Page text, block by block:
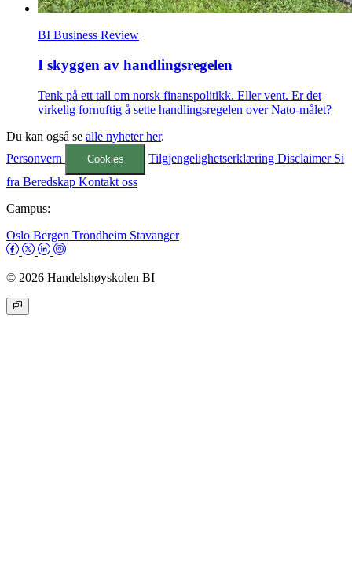
BI Business Review
I skyggen av handlingsregelen
Tenk på ett tall om norsk finanspolitikk. Eller vent. Er det
virkelig fornuftig å sette handlingsregelen over Nato-målet?
Du kan også se alle nyheter her.
Personvern
Cookies TilgjengelighetserklæringDisclaimer Si
fra Beredskap Kontakt oss
Campus:
Oslo Bergen Trondheim Stavanger
© 2026 Handelshøyskolen BI